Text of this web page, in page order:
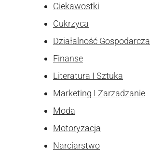
Ciekawostki
Cukrzyca
Działalność Gospodarcza
Finanse
Literatura I Sztuka
Marketing I Zarzadzanie
Moda
Motoryzacja
Narciarstwo